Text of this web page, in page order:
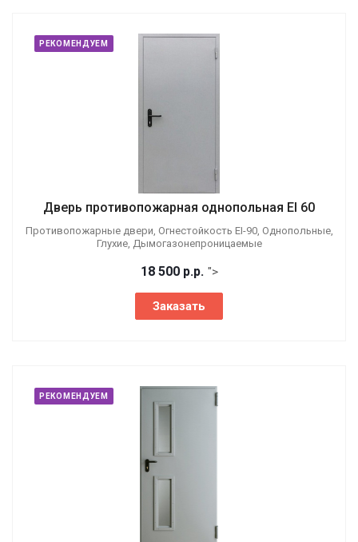
РЕКОМЕНДУЕМ
Дверь противопожарная однопольная EI 60
Противопожарные двери, Огнестойкость EI-90, Однопольные,
Глухие, Дымогазонепроницаемые
18 500 р.р. ">
Заказать
РЕКОМЕНДУЕМ